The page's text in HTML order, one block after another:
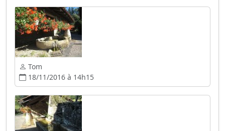
Tom
18/11/2016 à 14h15